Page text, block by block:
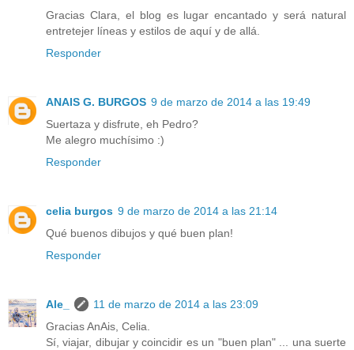
Gracias Clara, el blog es lugar encantado y será natural
entretejer líneas y estilos de aquí y de allá.
Responder
ANAIS G. BURGOS 9 de marzo de 2014 a las 19:49
Suertaza y disfrute, eh Pedro?
Me alegro muchísimo :)
Responder
celia burgos 9 de marzo de 2014 a las 21:14
Qué buenos dibujos y qué buen plan!
Responder
Ale_
11 de marzo de 2014 a las 23:09
Gracias AnAis, Celia.
Sí, viajar, dibujar y coincidir es un "buen plan" ... una suerte